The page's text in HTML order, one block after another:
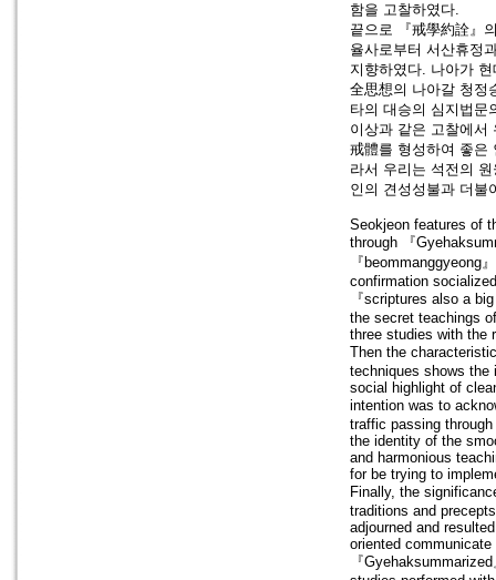
함을 고찰하였다.
끝으로 『戒學約詮』
율사로부터 서산휴정
지향하였다. 나아가
全思想의 나아갈 청정
타의 대승의 심지법문
이상과 같은 고찰에서
戒體를 형성하여 좋은
라서 우리는 석전의
인의 견성성불과 더불
Seokjeon features of
through 『
『
confirmation
『scriptures also a
the secret teachings
three studies with the
Then the
techniques shows the
social highlight of
intention was to
traffic passing
the identity of the
and harmonious
for be trying to
Finally, the
traditions and
adjourned and
oriented
『